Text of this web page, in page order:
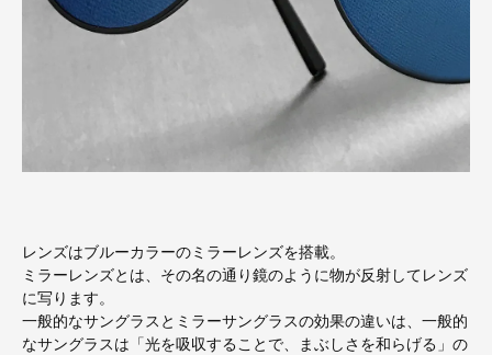
レンズはブルーカラーのミラーレンズを搭載。
ミラーレンズとは、その名の通り鏡のように物が反射してレンズ
に写ります。
一般的なサングラスとミラーサングラスの効果の違いは、一般的
なサングラスは「光を吸収することで、まぶしさを和らげる」の